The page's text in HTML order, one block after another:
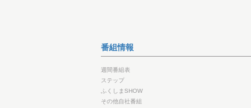
番組情報
週間番組表
ステップ
ふくしまSHOW
その他自社番組